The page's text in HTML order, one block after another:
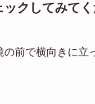
クしてみて
前で横向きに立